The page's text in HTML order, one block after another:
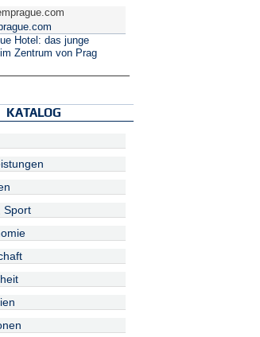
Hotel: das junge
Zentrum von Prag
KATALOG
Sport